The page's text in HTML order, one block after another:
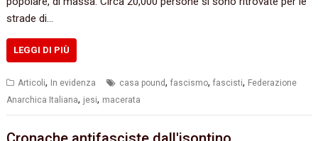
strade di…
LEGGI DI PIÙ
Articoli, In evidenza casa pound,fascismo,fascisti, Federazione
Anarchica Italiana, jesi, macerata